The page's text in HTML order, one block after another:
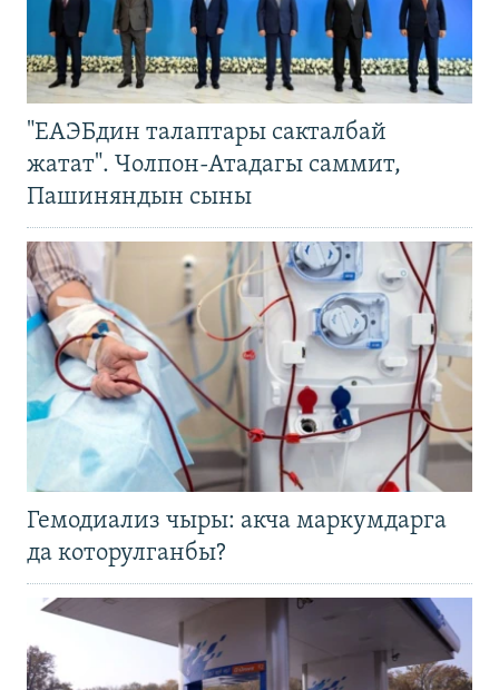
"ЕАЭБдин талаптары сакталбай
жатат". Чолпон-Атадагы саммит,
Пашиняндын сыны
Гемодиализ чыры: акча маркумдарга
да которулганбы?